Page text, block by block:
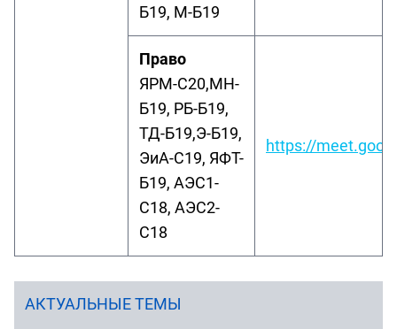
Б19, М-Б19
Право
ЯРМ-С20,МН-
Б19, РБ-Б19,
ТД-Б19,Э-Б19,
ЭиА-С19, ЯФТ-
Б19, АЭС1-
С18, АЭС2-
С18
https://
АКТУАЛЬНЫЕ ТЕМЫ